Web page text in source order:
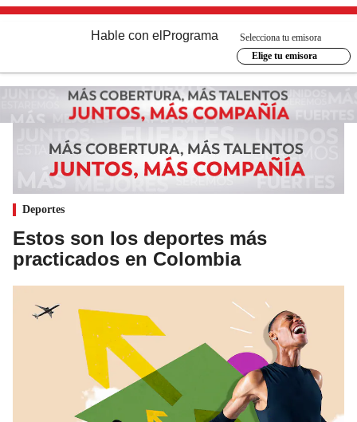
Hable con el Programa
Selecciona tu emisora
Elige tu emisora
Deportes
Estos son los deportes más
practicados en Colombia